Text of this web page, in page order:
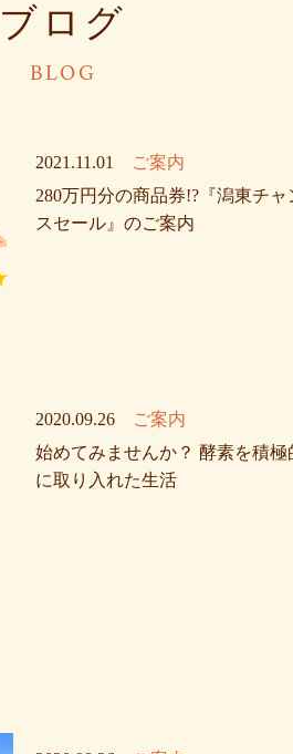
ブログ
BLOG
2021.11.01
ご案内
280万円分の商品券!?『潟東チャ
スセール』のご案内
2020.09.26
ご案内
始めてみませんか？ 酵素を積極
に取り入れた生活